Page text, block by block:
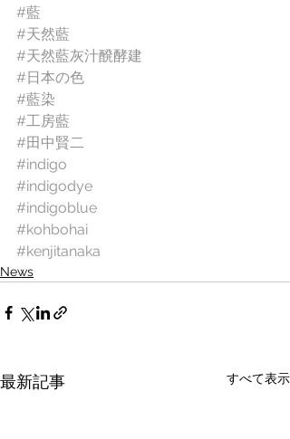
#藍
#天然藍
#天然藍灰汁醗酵建
#日本の色
#藍染
#工房藍
#田中賢二
#indigo
#indigodye
#indigoblue
#kohbohai
#kenjitanaka
News
最新記事 すべて表示